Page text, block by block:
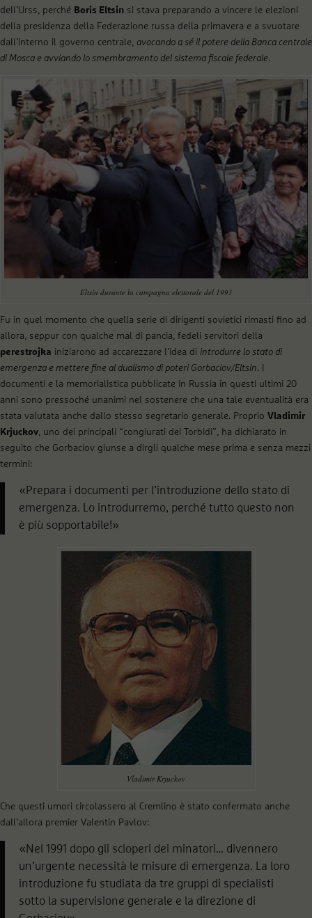
dell’Urss, perché Boris Eltsin si stava preparando a vincere le elezioni
della presidenza della Federazione russa della primavera e a svuotare
dall’interno il governo centrale, avocando a sé il potere della Banca centrale
di Mosca e avviando lo smembramento del sistema fiscale federale.
Eltsin durante la campagna elettorale del 1991
Fu in quel momento che quella serie di dirigenti sovietici rimasti fino ad
allora, seppur con qualche mal di pancia, fedeli servitori della
perestrojka iniziarono ad accarezzare l’idea di introdurre lo stato di
emergenza e mettere fine al dualismo di poteri Gorbaciov/Eltsin. I
documenti e la memorialistica pubblicate in Russia in questi ultimi 20
anni sono pressoché unanimi nel sostenere che una tale eventualità era
stata valutata anche dallo stesso segretario generale. Proprio Vladimir
Krjuckov , uno dei principali “congiurati dei Torbidi”, ha dichiarato in
seguito che Gorbaciov giunse a dirgli qualche mese prima e senza mezzi
termini:
«Prepara i documenti per l’introduzione dello stato di
emergenza. Lo introdurremo, perché tutto questo non
è più sopportabile!»
Vladimir Krjuckov
Che questi umori circolassero al Cremlino è stato confermato anche
dall’allora premier Valentin Pavlov:
«Nel 1991 dopo gli scioperi dei minatori… divennero
un’urgente necessità le misure di emergenza. La loro
introduzione fu studiata da tre gruppi di specialisti
sotto la supervisione generale e la direzione di